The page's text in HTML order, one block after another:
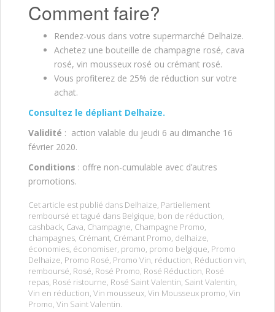
Comment faire?
Rendez-vous dans votre supermarché Delhaize.
Achetez une bouteille de champagne rosé, cava
rosé, vin mousseux rosé ou crémant rosé.
Vous profiterez de 25% de réduction sur votre
achat.
Consultez le dépliant Delhaize.
Validité : action valable du jeudi 6 au dimanche 16
février 2020.
Conditions : offre non-cumulable avec d’autres
promotions.
Cet article est publié dans Delhaize, Partiellement
remboursé et tagué dans Belgique, bon de réduction,
cashback, Cava, Champagne, Champagne Promo,
champagnes, Crémant, Crémant Promo, delhaize,
économies, économiser, promo, promo belgique, Promo
Delhaize, Promo Rosé, Promo Vin, réduction, Réduction vin,
remboursé, Rosé, Rosé Promo, Rosé Réduction, Rosé
repas, Rosé ristourne, Rosé Saint Valentin, Saint Valentin,
Vin en réduction, Vin mousseux, Vin Mousseux promo, Vin
Promo, Vin Saint Valentin.